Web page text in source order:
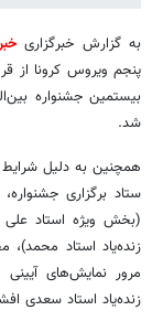
به گزارش خبرگزاری
شد.
همچنین به دلیل
ستاد برگزاری
(بخش ویژه استاد علی
زنده‌یاد استاد محمد)،
زنده‌یاد استاد سعدی افشار) را تا ۳۰